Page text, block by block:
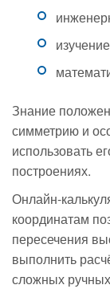
Знание
симметрию и
использовать
построениях.
Онлайн-
координатам
пересечения
выполнить
сложных